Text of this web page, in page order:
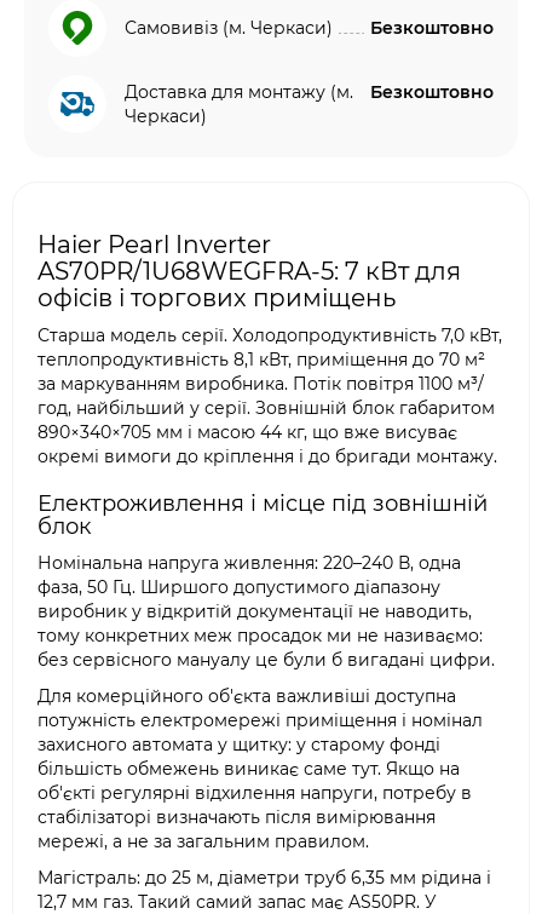
Самовивіз (м. Черкаси) Безкоштовно
Доставка для монтажу (м.
Черкаси)
Безкоштовно
Haier Pearl Inverter
AS70PR/1U68WEGFRA-5: 7 кВт для
офісів і торгових приміщень
Старша модель серії. Холодопродуктивність 7,0 кВт,
теплопродуктивність 8,1 кВт, приміщення до 70 м²
за маркуванням виробника. Потік повітря 1100 м³/
год, найбільший у серії. Зовнішній блок габаритом
890×340×705 мм і масою 44 кг, що вже висуває
окремі вимоги до кріплення і до бригади монтажу.
Електроживлення і місце під зовнішній
блок
Номінальна напруга живлення: 220–240 В, одна
фаза, 50 Гц. Ширшого допустимого діапазону
виробник у відкритій документації не наводить,
тому конкретних меж просадок ми не називаємо:
без сервісного мануалу це були б вигадані цифри.
Для комерційного об'єкта важливіші доступна
потужність електромережі приміщення і номінал
захисного автомата у щитку: у старому фонді
більшість обмежень виникає саме тут. Якщо на
об'єкті регулярні відхилення напруги, потребу в
стабілізаторі визначають після вимірювання
мережі, а не за загальним правилом.
Магістраль: до 25 м, діаметри труб 6,35 мм рідина і
12,7 мм газ. Такий самий запас має AS50PR. У